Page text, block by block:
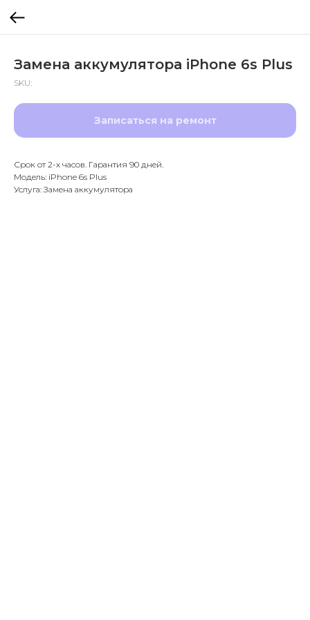
Замена аккумулятора iPhone 6s Plus
SKU:
Записаться на ремонт
Срок от 2-х часов. Гарантия 90 дней.
Модель: iPhone 6s Plus
Услуга: Замена аккумулятора